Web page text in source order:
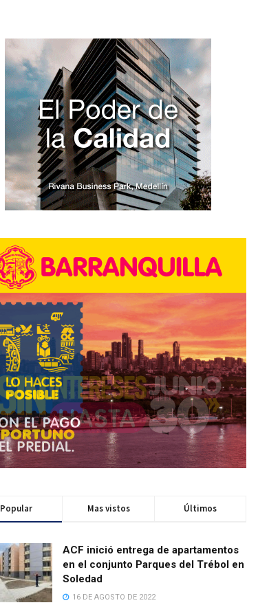
Popular Mas vistos Últimos
ACF inició entrega de apartamentos
en el conjunto Parques del Trébol en
Soledad
16 DE AGOSTO DE 2022